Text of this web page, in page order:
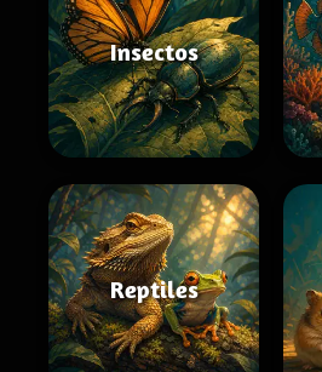
Insectos
Reptiles